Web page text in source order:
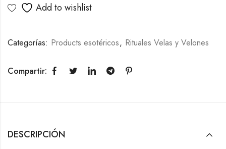
Add to wishlist
Categorías: Products esotéricos, Rituales Velas y Velones
Compartir:
DESCRIPCIÓN